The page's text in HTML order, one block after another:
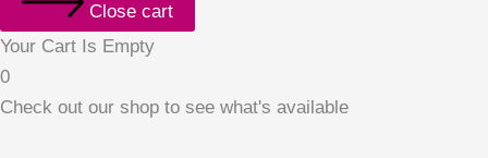
Close cart
Your Cart Is Empty
0
Check out our shop to see what's available